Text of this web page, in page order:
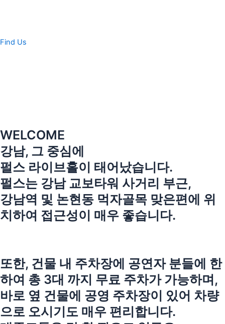
로
Find Us
WELCOME
강남, 그 중심에
펄스 라이브홀이 태어났습니다.
펄스는 강남 교보타워 사거리 부근,
강남역 및 논현동 먹자골목 맞은편에 위
치하여 접근성이 매우 좋습니다.
또한, 건물 내 주차장에 공연자 분들에 한
하여 총 3대 까지 무료 주차가 가능하며,
바로 옆 건물에 공영 주차장이 있어 차량
으로 오시기도 매우 편리합니다.